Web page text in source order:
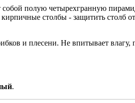
собой полую четырехгранную
столбы - защитить столб
и плесени. Не впитывает
.